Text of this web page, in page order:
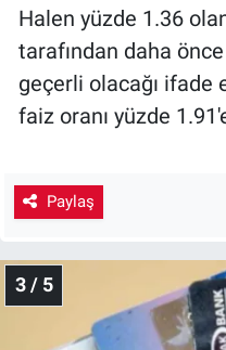
Halen yüzde 1.36
tarafından daha
geçerli olacağı ifade
faiz oranı yüzde
Paylaş
3 / 5